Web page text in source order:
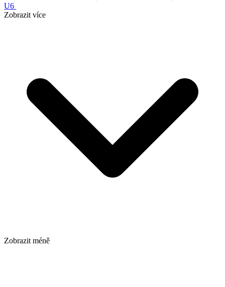
U6
Zobrazit více
Zobrazit méně